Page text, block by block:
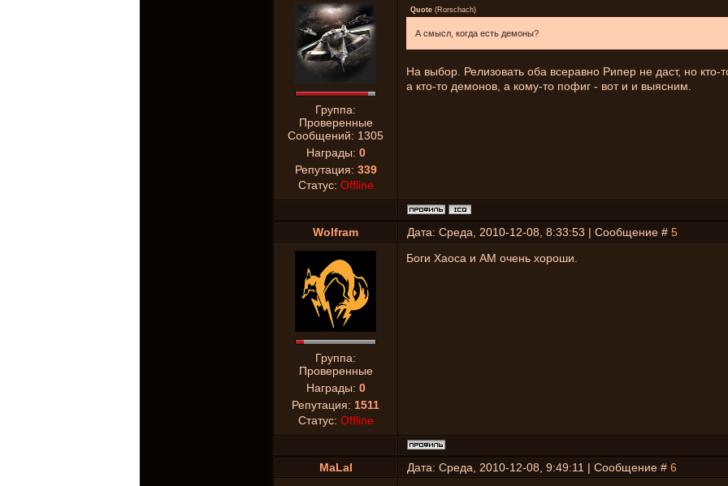
Группа:
Проверенные
Сообщений: 1305
Награды: 0
Репутация: 339
Статус: Offline
Quote (Rorschach)
А смысл, когда есть демоны?
На выбор. Релизовать оба всеравно Рипер не даст, но кто-
а кто-то демонов, а кому-то пофиг - вот и и выясним.
Wolfram Дата: Среда, 2010-12-08, 8:33:53 | Сообщение # 5
Группа:
Проверенные
Награды: 0
Репутация: 1511
Статус: Offline
Боги Хаоса и АМ очень хороши.
MaLal Дата: Среда, 2010-12-08, 9:49:11 | Сообщение # 6